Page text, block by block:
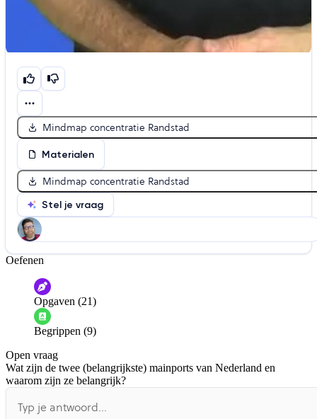
Mindmap concentratie Randstad
Materialen
Mindmap concentratie Randstad
Stel je vraag
Help ons de video te verbeteren
De audio is slecht
Informatie is onjuist
De docent is te langdradig
De uitleg gaat te langzaam
Afspelen werkte niet
Oefenen
Opgaven (21)
Begrippen (9)
Open vraag
Wat zijn de twee (belangrijkste) mainports van Nederland en
waarom zijn ze belangrijk?